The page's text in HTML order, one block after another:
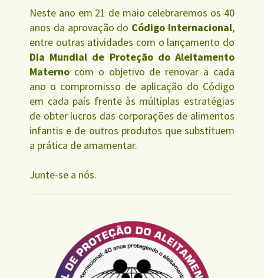
Neste ano em 21 de maio celebraremos os 40
anos da aprovação do Código Internacional,
entre outras atividades com o lançamento do
Dia Mundial de Proteção do Aleitamento
Materno com o objetivo de renovar a cada
ano o compromisso de aplicação do Código
em cada país frente às múltiplas estratégias
de obter lucros das corporações de alimentos
infantis e de outros produtos que substituem
a prática de amamentar.
Junte-se a nós.